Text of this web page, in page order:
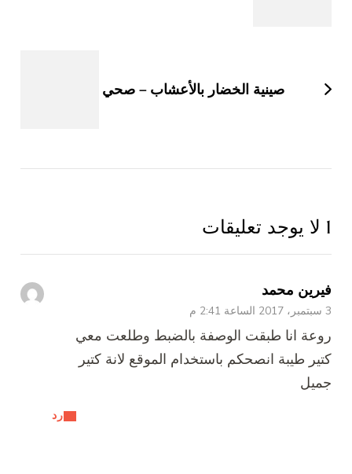
صينية الخضار بالأعشاب – صحي
1 لا يوجد تعليقات
فيرين محمد
3 سبتمبر، 2017 الساعة 2:41 م
رد
روعة انا طبقت الوصفة بالضبط وطلعت معي
كتير طيبة انصحكم باستخدام الموقع لانة كتير
جميل